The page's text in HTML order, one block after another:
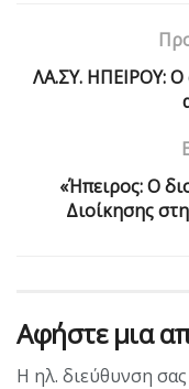
ΛΑ.ΣΥ. ΗΠΕΙΡΟΥ: Ο
«Ήπειρος: Ο
Διοίκησης
Αφήστε μια
Η ηλ. διεύθυνση